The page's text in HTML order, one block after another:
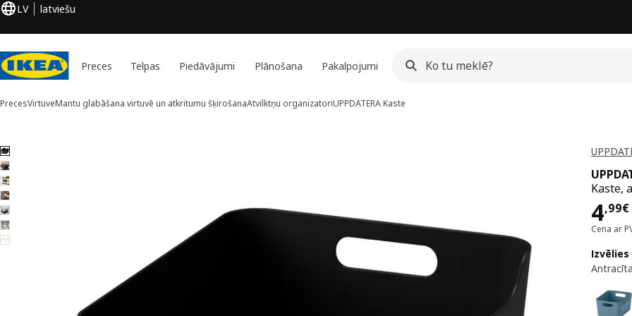
LV latviešu
Preces Telpas Piedāvājumi Plānošana Pakalpojumi
PrecesVirtuveMantu glabāšana virtuvē un atkritumu šķirošanaAtvilktņu organizatoriUPPDATERAKaste
7 UPPDATERA attēli
attēlus
Kaste,
4,99€
Cena ar